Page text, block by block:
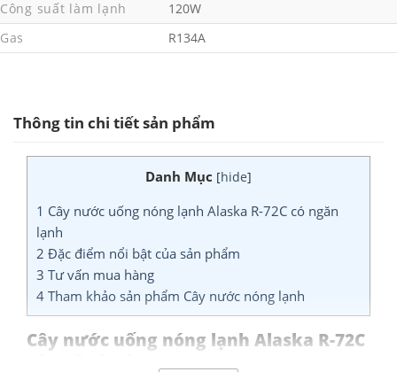
Công suất làm lạnh
120W
Gas
R134A
Thông tin chi tiết sản phẩm
Danh Mục [hide]
1 Cây nước uống nóng lạnh Alaska R-72C có ngăn
lạnh
2 Đặc điểm nổi bật của sản phẩm
3 Tư vấn mua hàng
4 Tham khảo sản phẩm Cây nước nóng lạnh
Cây nước uống nóng lạnh Alaska R-72C